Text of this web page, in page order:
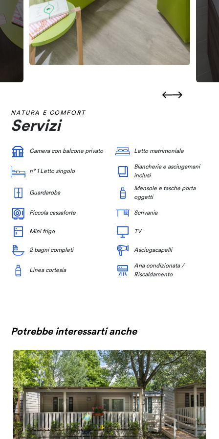
NATURA E COMFORT
Servizi
Camera con balcone privato Letto matrimoniale
n° 1 Letto singolo
Biancheria e asciugamani
inclusi
Guardaroba
Mensole e tasche porta
oggetti
Piccola cassaforte Scrivania
Mini frigo TV
2 bagni completi Asciugacapelli
Linea cortesia
Aria condizionata /
Riscaldamento
Potrebbe interessarti anche